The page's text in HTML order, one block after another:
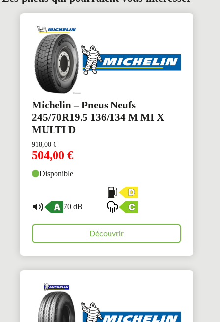
Michelin – Pneus Neufs
245/70R19.5 136/134 M MI X
MULTI D
918,00€
504,00 €
Disponible
70 dB
Découvrir